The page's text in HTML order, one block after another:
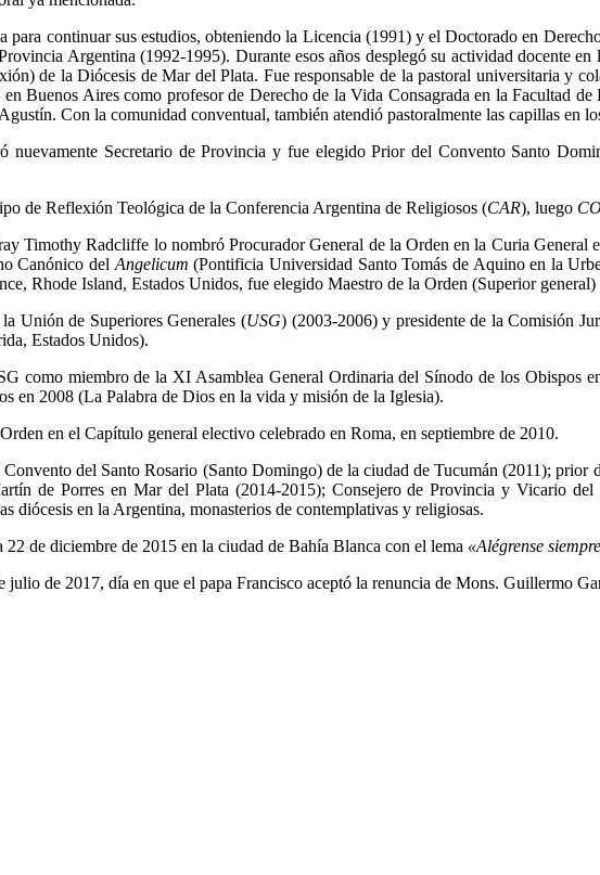
para continuar sus estudios, obteniendo la Licencia (1991) y el Doctorado en
Argentina (1992-1995). Durante esos años desplegó su actividad docente en
de la Diócesis de Mar del Plata. Fue responsable de la pastoral universitaria y
Buenos Aires como profesor de Derecho de la Vida Consagrada en la Facultad
Con la comunidad conventual, también atendió pastoralmente las capillas en
Secretario de Provincia y fue elegido Prior del Convento Santo
de Reflexión Teológica de la Conferencia Argentina de Religiosos (CAR), luego
Timothy Radcliffe lo nombró Procurador General de la Orden en la Curia General
Canónico del Angelicum (Pontificia Universidad Santo Tomás de Aquino en la
Rhode Island, Estados Unidos, fue elegido Maestro de la Orden (Superior
Unión de Superiores Generales (USG) (2003-2006) y presidente de la Comisión
Estados Unidos).
como miembro de la XI Asamblea General Ordinaria del Sínodo de los
en 2008 (La Palabra de Dios en la vida y misión de la Iglesia).
en el Capítulo general electivo celebrado en Roma, en septiembre de 2010.
del Santo Rosario (Santo Domingo) de la ciudad de Tucumán (2011);
de Porres en Mar del Plata (2014-2015); Consejero de Provincia y Vicario
diócesis en la Argentina, monasterios de contemplativas y religiosas.
de diciembre de 2015 en la ciudad de Bahía Blanca con el lema «Alégrense
de 2017, día en que el papa Francisco aceptó la renuncia de Mons. Guillermo